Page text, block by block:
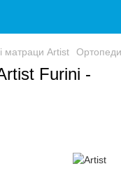
матраци Artist
Furini -